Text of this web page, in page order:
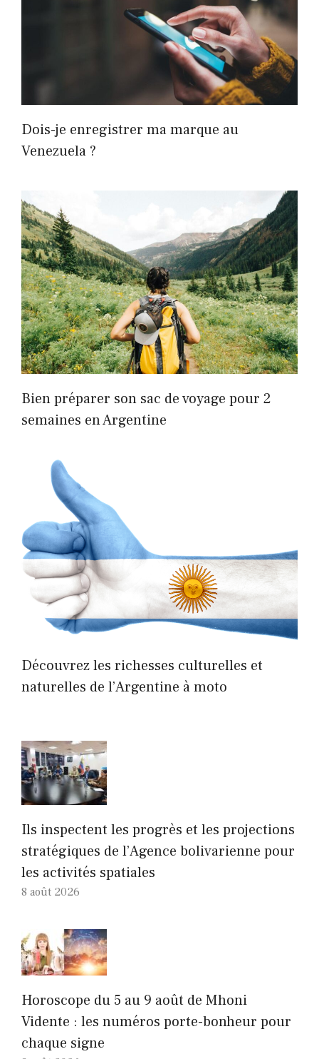
Dois-je enregistrer ma marque au
Venezuela ?
Bien préparer son sac de voyage pour 2
semaines en Argentine
Découvrez les richesses culturelles et
naturelles de l’Argentine à moto
Ils inspectent les progrès et les projections
stratégiques de l’Agence bolivarienne pour
les activités spatiales
8 août 2026
Horoscope du 5 au 9 août de Mhoni
Vidente : les numéros porte-bonheur pour
chaque signe